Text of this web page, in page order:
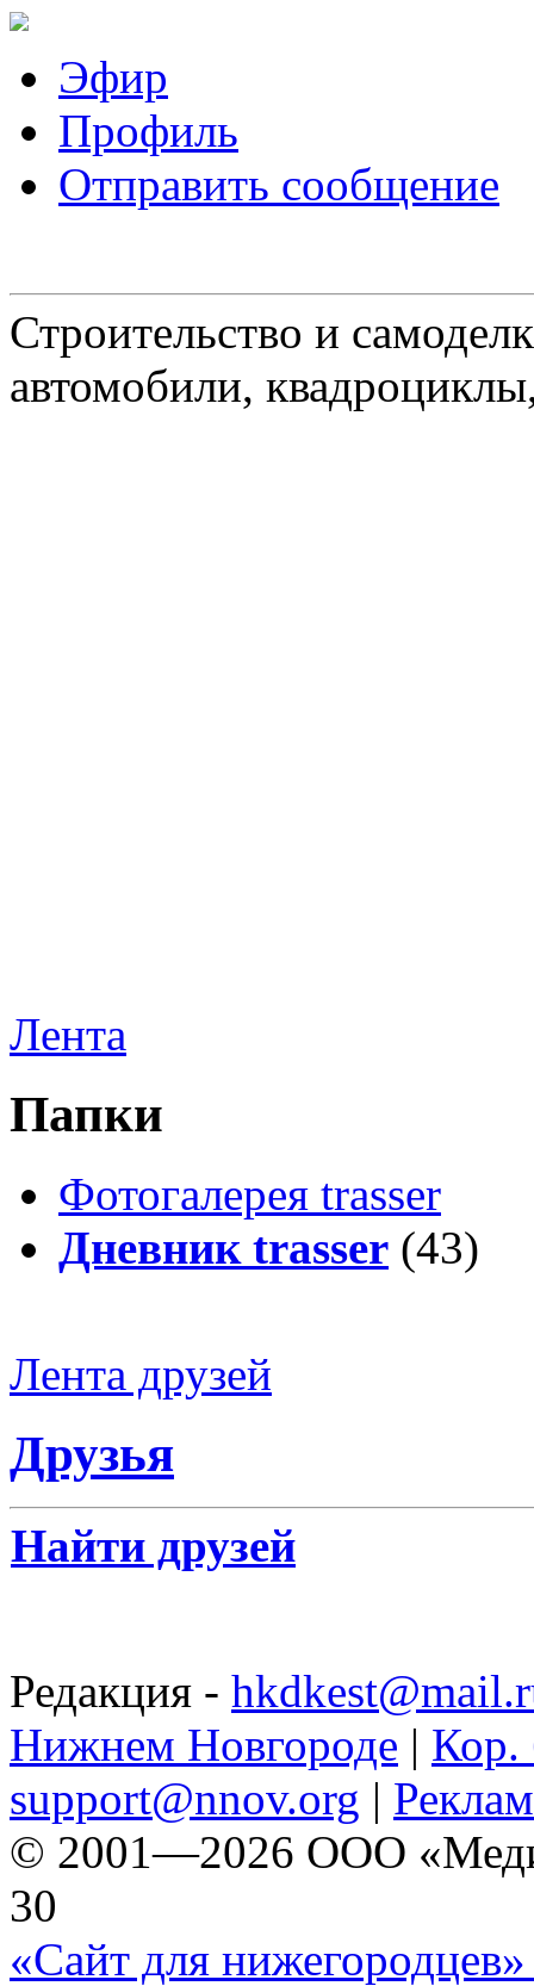
Эфир
Профиль
Отправить сообщение
Строительство и
автомобили,
Лента
Папки
Фотогалерея trasser
Дневник trasser (43)
Лента друзей
Друзья
Найти друзей
Редакция -
Нижнем Новгороде | Кор.
support@nnov.org |
© 2001—2026 ООО
30
«Сайт для нижегородцев»